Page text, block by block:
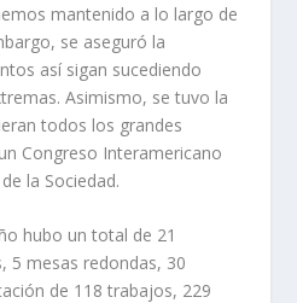
mantenido a lo largo de
se aseguró la
así sigan sucediendo
Asimismo, se tuvo la
todos los grandes
Congreso Interamericano
la Sociedad.
hubo un total de 21
5 mesas redondas, 30
de 118 trabajos, 229